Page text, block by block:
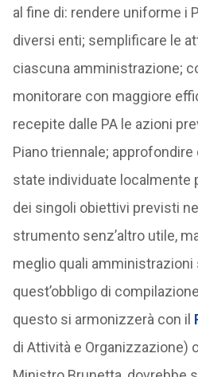
al fine di: rendere uniforme i
diversi enti; semplificare le
ciascuna amministrazione;
monitorare con maggiore
recepite dalle PA le azioni
Piano triennale;
state individuate localmente
dei singoli obiettivi previsti
strumento senz’altro utile,
meglio quali amministrazioni
quest’obbligo di
questo si armonizzerà con il
di Attività e Organizzazione)